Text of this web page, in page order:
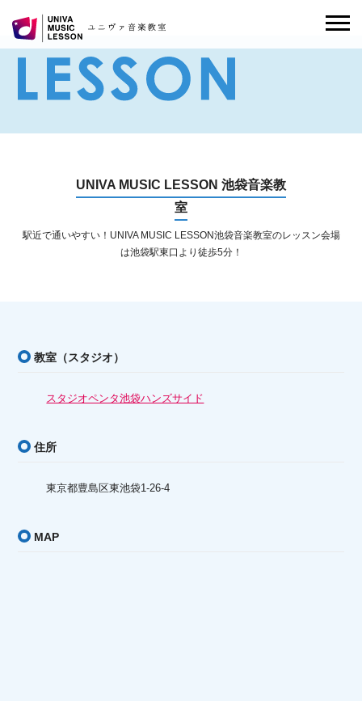
UNIVA MUSIC LESSON 池袋音楽教
室
駅近で通いやすい！UNIVA MUSIC LESSON池袋音楽教室のレッスン会場
は池袋駅東口より徒歩5分！
教室（スタジオ）
スタジオペンタ池袋ハンズサイド
住所
東京都豊島区東池袋1-26-4
MAP